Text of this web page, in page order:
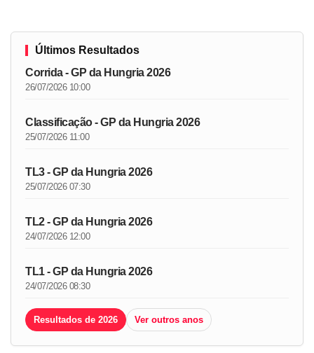
Últimos Resultados
Corrida - GP da Hungria 2026
26/07/2026 10:00
Classificação - GP da Hungria 2026
25/07/2026 11:00
TL3 - GP da Hungria 2026
25/07/2026 07:30
TL2 - GP da Hungria 2026
24/07/2026 12:00
TL1 - GP da Hungria 2026
24/07/2026 08:30
Resultados de 2026 Ver outros anos